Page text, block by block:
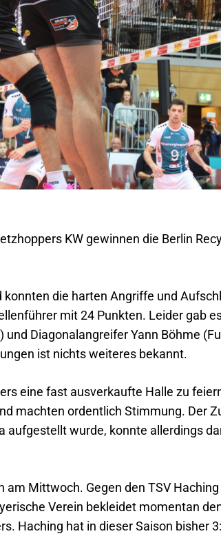
KW gewinnen die Berlin
die harten Angriffe und
mit 24 Punkten. Leider gab
Diagonalangreifer Yann Böhme
ist nichts weiteres bekannt.
eine fast ausverkaufte Halle zu
machten ordentlich Stimmung. Der
aufgestellt wurde, konnte allerdings
Mittwoch. Gegen den TSV
Verein bekleidet momentan
Haching hat in dieser Saison bisher